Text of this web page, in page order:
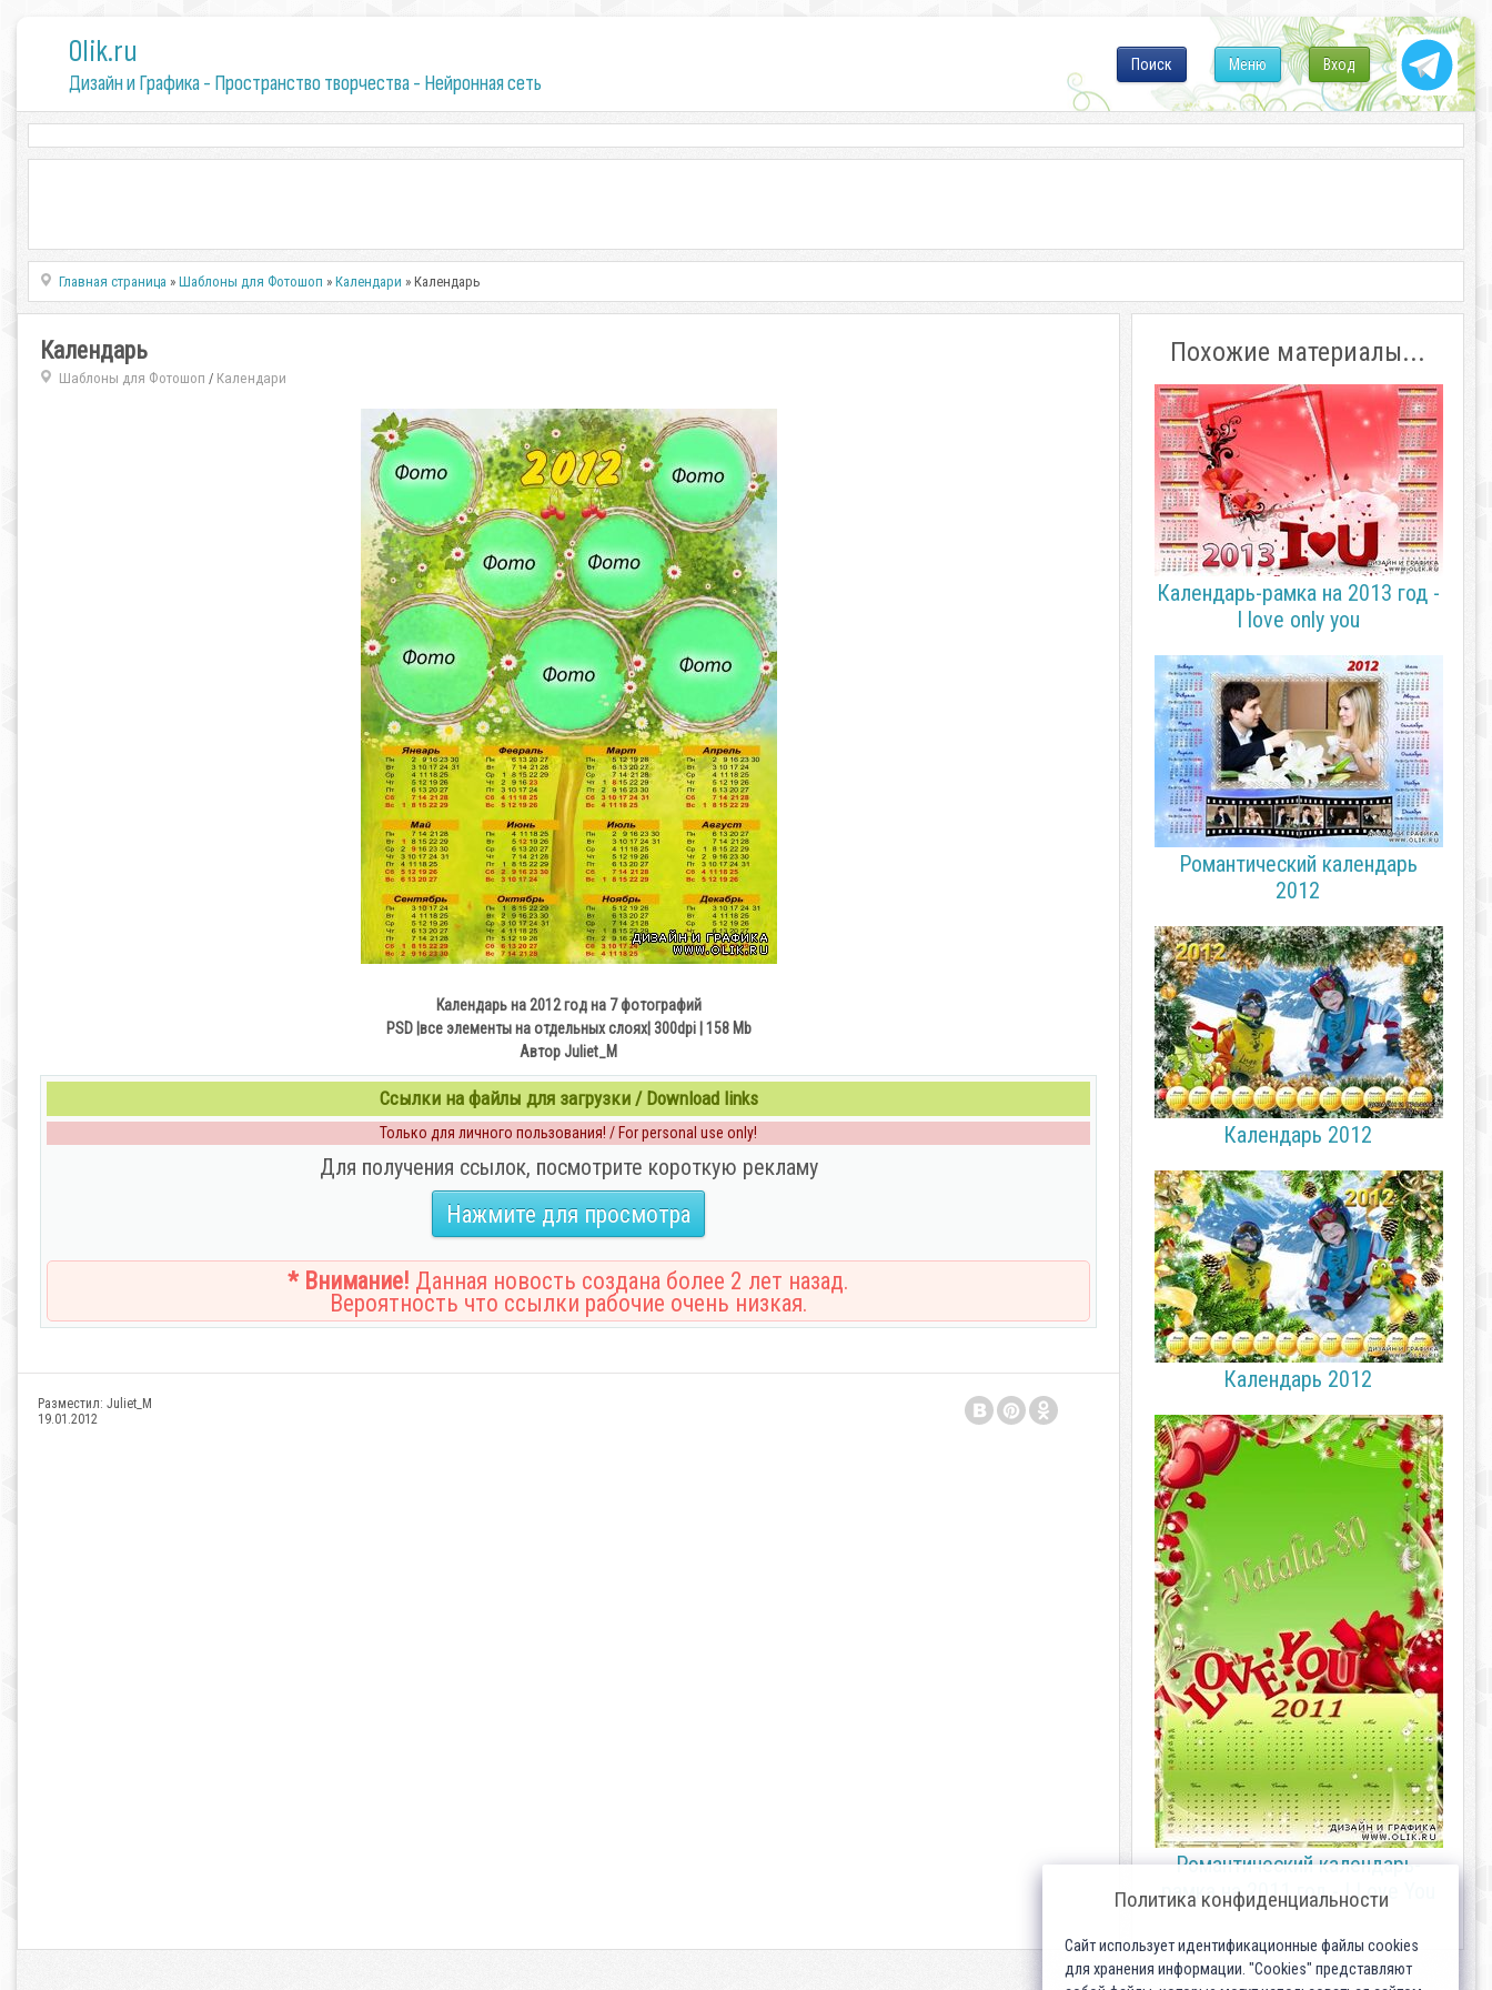
0lik.ru
Дизайн и Графика - Пространство творчества - Нейронная сеть
Вход
Меню
Поиск
Главная страница »Шаблоны для Фотошоп »Календари » Календарь
Календарь
Шаблоны для Фотошоп / Календари
Календарь на 2012 год на 7 фотографий
PSD |все элементы на отдельных слоях| 300dpi | 158 Mb
Автор Juliet_M
Ссылки на файлы для загрузки / Download links
Только для личного пользования! / For personal use only!
Для получения ссылок, посмотрите короткую рекламу
Нажмите для просмотра
* Внимание! Данная новость создана более 2 лет назад.
Вероятность что ссылки рабочие очень низкая.
Разместил: Juliet_M
19.01.2012
Похожие материалы...
Календарь-рамка на 2013 год -
I love only you
Романтический календарь
2012
Календарь 2012
Календарь 2012
Романтический календарь-
рамка на 2011 год - I Love You
Политика конфиденциальности
Сайт использует идентификационные файлы cookies
для хранения информации. "Cookies" представляют